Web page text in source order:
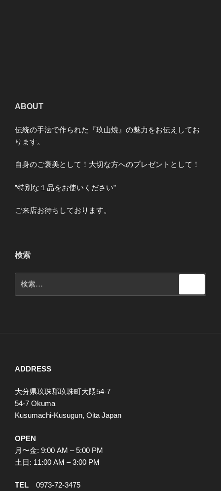
ABOUT
伝統の手法で作られた『玖山焼』の魅力をお伝えしてお
ります。
自身のご褒美として！大切な方へのプレゼントとして！
”特別な１品をお使いください”
ご来店お待ちしております。
検索
索:
ADDRESS
大分県玖珠郡玖珠町大隈54-7
54-7 Okuma
Kusumachi-Kusugun, Oita Japan
OPEN
月〜金: 9:00 AM – 5:00 PM
土日: 11:00 AM – 3:00 PM
TEL 0973-72-3475